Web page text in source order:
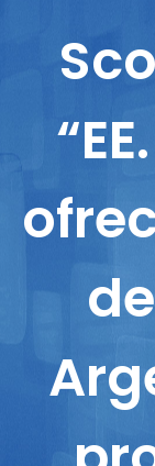
Reportajes
Columnistas